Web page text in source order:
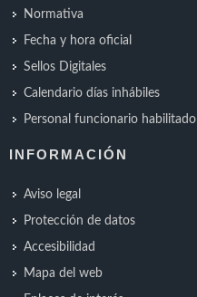
Normativa
Fecha y hora oficial
Sellos Digitales
Calendario días inhábiles
Personal funcionario habilitado
INFORMACIÓN
Aviso legal
Protección de datos
Accesibilidad
Mapa del web